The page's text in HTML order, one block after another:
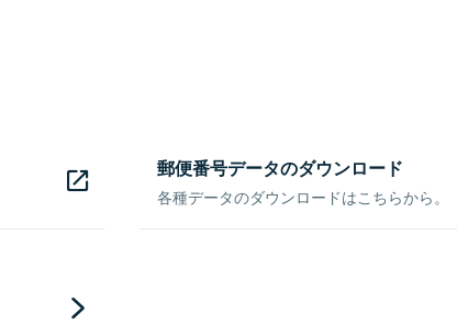
郵便番号データのダウンロード
各種データのダウンロードはこちらから。